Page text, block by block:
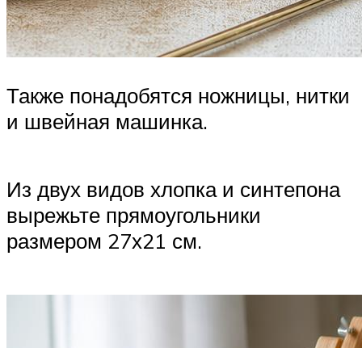
Также понадобятся ножницы, нитки
и швейная машинка.
Из двух видов хлопка и синтепона
вырежьте прямоугольники
размером 27х21 см.